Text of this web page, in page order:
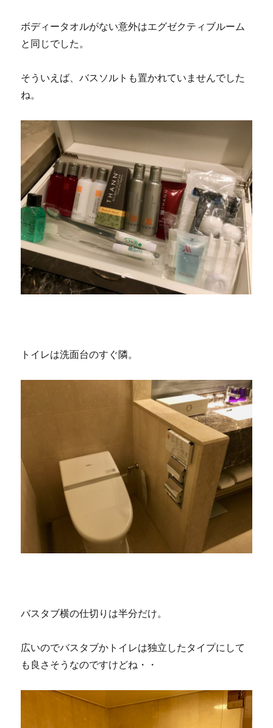
ボディータオルがない意外はエグゼクティブルーム
と同じでした。
そういえば、バスソルトも置かれていませんでした
ね。
トイレは洗面台のすぐ隣。
バスタブ横の仕切りは半分だけ。
広いのでバスタブかトイレは独立したタイプにして
も良さそうなのですけどね・・